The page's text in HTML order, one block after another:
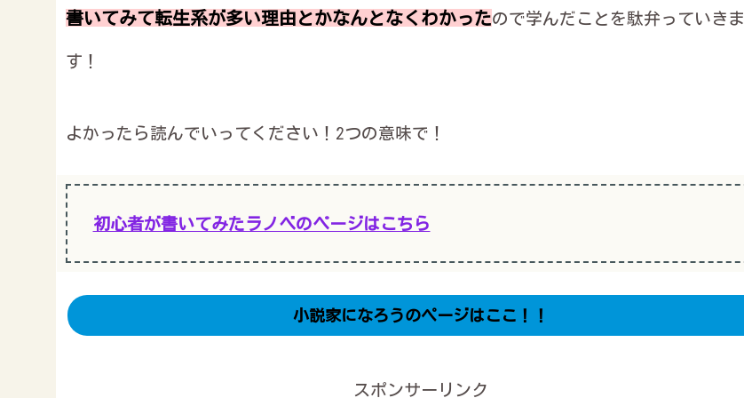
書いてみて転生系が多い理由とかなんとなくわかったので学んだことを駄弁っていきま
す！
よかったら読んでいってください！2つの意味で！
初心者が書いてみたラノベのページはこちら
小説家になろうのページはここ！！
スポンサーリンク